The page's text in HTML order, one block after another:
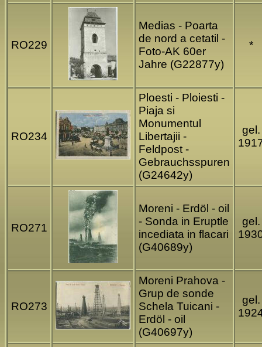
RO229
Medias - Poarta
de nord a cetatil -
Foto-AK 60er
Jahre (G22877y)
*
RO234
Ploesti - Ploiesti -
Piaja si
Monumentul
Libertajii -
Feldpost -
Gebrauchsspuren
(G24642y)
gel.
RO271
Moreni - Erdöl - oil
- Sonda in Eruptle
incediata in flacari
(G40689y)
gel.
RO273
Moreni Prahova -
Grup de sonde
Schela Tuicani -
Erdöl - oil
(G40697y)
gel.